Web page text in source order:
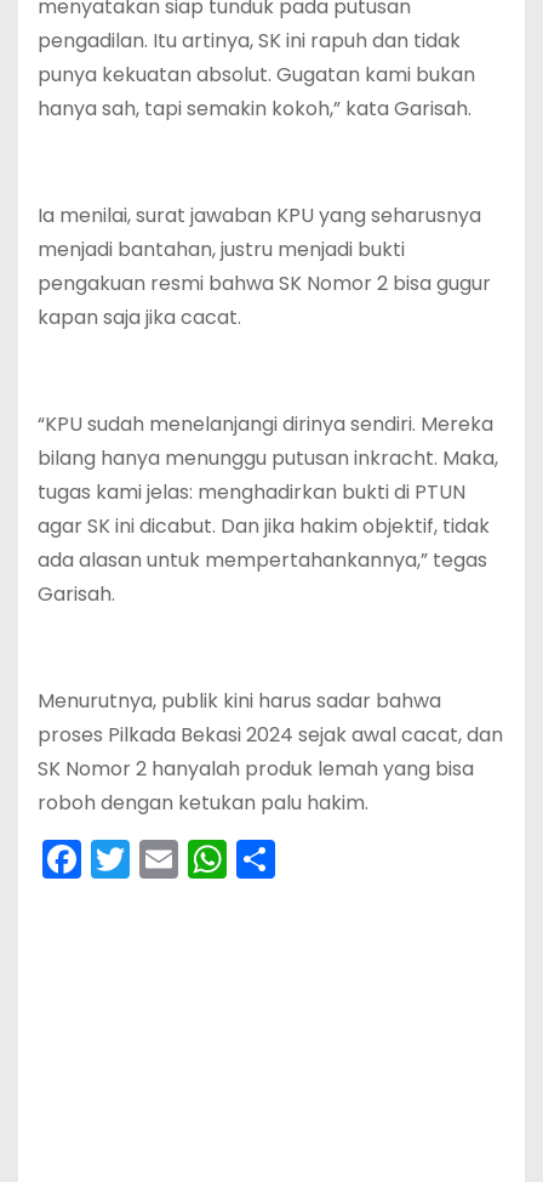
menyatakan siap tunduk pada putusan
pengadilan. Itu artinya, SK ini rapuh dan tidak
punya kekuatan absolut. Gugatan kami bukan
hanya sah, tapi semakin kokoh,” kata Garisah.
Ia menilai, surat jawaban KPU yang seharusnya
menjadi bantahan, justru menjadi bukti
pengakuan resmi bahwa SK Nomor 2 bisa gugur
kapan saja jika cacat.
“KPU sudah menelanjangi dirinya sendiri. Mereka
bilang hanya menunggu putusan inkracht. Maka,
tugas kami jelas: menghadirkan bukti di PTUN
agar SK ini dicabut. Dan jika hakim objektif, tidak
ada alasan untuk mempertahankannya,” tegas
Garisah.
Menurutnya, publik kini harus sadar bahwa
proses Pilkada Bekasi 2024 sejak awal cacat, dan
SK Nomor 2 hanyalah produk lemah yang bisa
roboh dengan ketukan palu hakim.
F
a
T
w
E
m
W
h